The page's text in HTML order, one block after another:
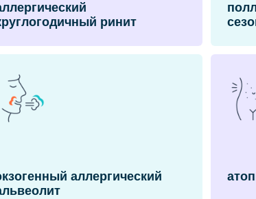
ринит
аллергический